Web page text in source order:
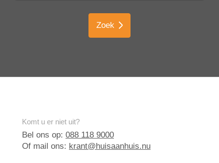
Zoek
Komt u er niet uit?
Bel ons op: 088 118 9000
Of mail ons: krant@huisaanhuis.nu